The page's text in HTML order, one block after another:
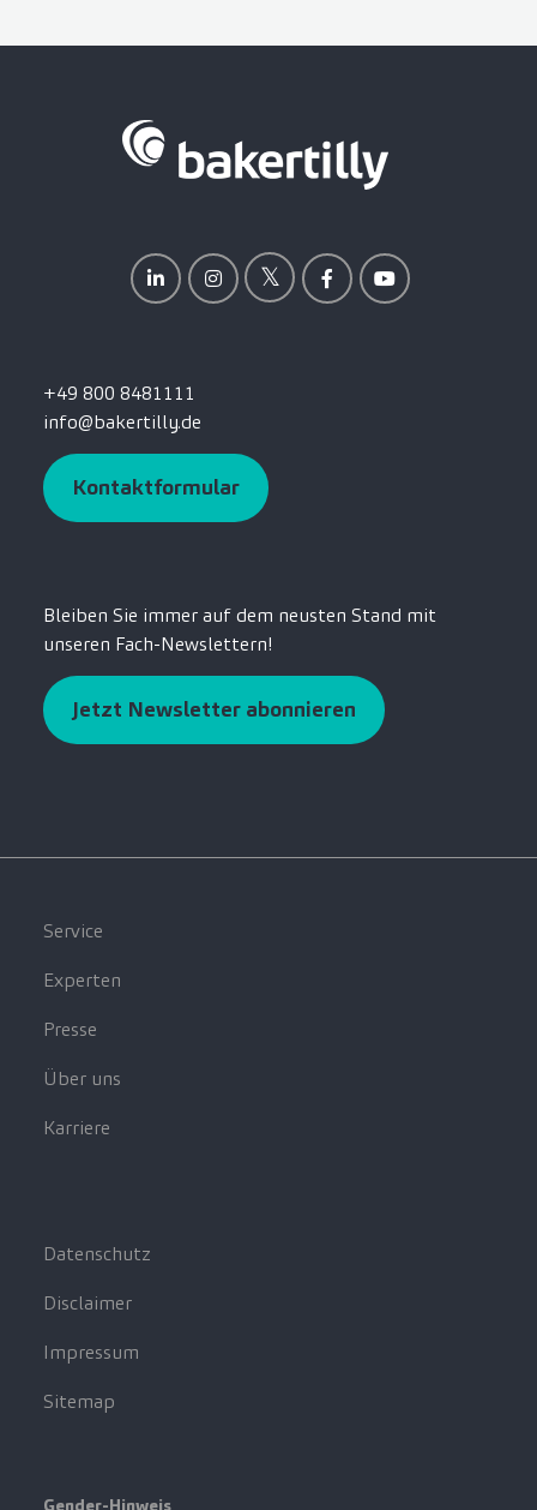
+49 800 8481111
info@bakertilly.de
Kontaktformular
Bleiben Sie immer auf dem neusten Stand mit
unseren Fach-Newslettern!
Jetzt Newsletter abonnieren
Service
Experten
Presse
Über uns
Karriere
Datenschutz
Disclaimer
Impressum
Sitemap
Gender-Hinweis